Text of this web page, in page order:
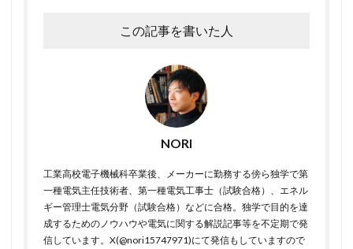
この記事を書いた人
NORI
工業高校電子機械科卒業後、メーカーに勤務する傍ら独学で第
一種電気主任技術者、第一種電気工事士（試験合格）、エネル
ギー管理士電気分野（試験合格）などに合格。独学で目的を達
成するためのノウハウや電気に関する解説記事等を不定期で発
信しています。X(@nori15747971)にて発信もしていますので